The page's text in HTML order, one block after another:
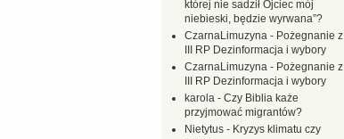
której nie sadził Ojciec mój
niebieski, będzie wyrwana”?
CzarnaLimuzyna - Pożegnanie z
III RP Dezinformacja i wybory
CzarnaLimuzyna - Pożegnanie z
III RP Dezinformacja i wybory
karola - Czy Biblia każe
przyjmować migrantów?
Nietytus - Kryzys klimatu czy